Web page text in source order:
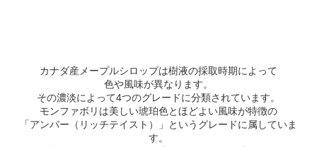
カナダ産メープルシロップは樹液の採取時期によって
色や風味が異なります。
その濃淡によって4つのグレードに分類されています。
モンファボリは美しい琥珀色とほどよい風味が特徴の
「アンバー（リッチテイスト）」というグレードに属していま
す。